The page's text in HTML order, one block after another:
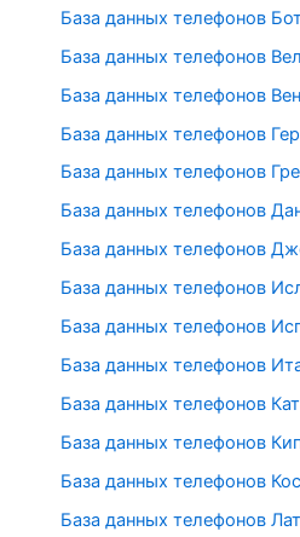
База данных телефонов
База данных телефонов
База данных телефонов
База данных телефонов
База данных телефонов
База данных телефонов
База данных телефонов
База данных телефонов
База данных телефонов
База данных телефонов
База данных телефонов
База данных телефонов
База данных телефонов
База данных телефонов